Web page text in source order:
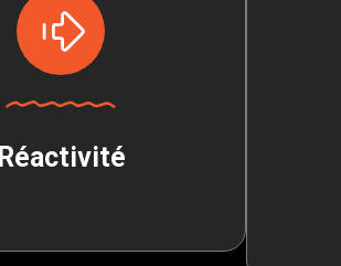
Réactivité